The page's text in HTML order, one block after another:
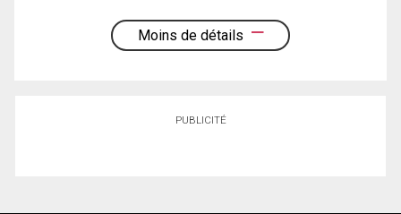
Moins de détails
PUBLICITÉ